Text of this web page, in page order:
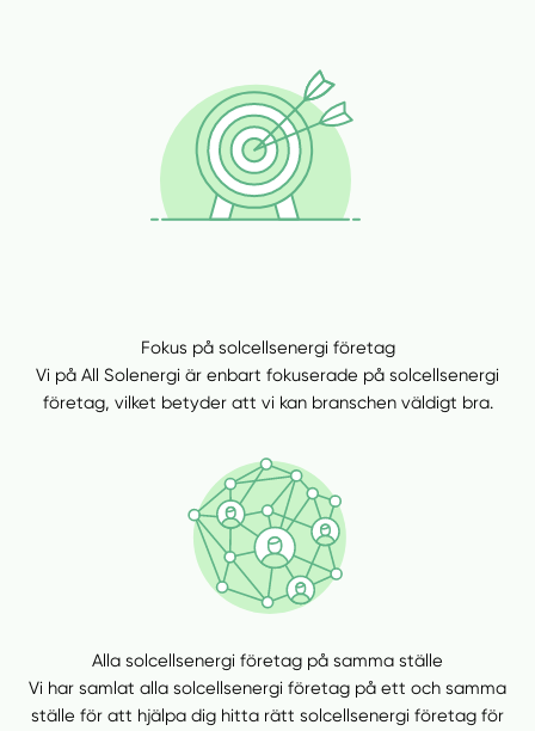
Få hjälp
Fokus på solcellsenergi företag
Vi på All Solenergi är enbart fokuserade på solcellsenergi
företag, vilket betyder att vi kan branschen väldigt bra.
Alla solcellsenergi företag på samma ställe
Vi har samlat alla solcellsenergi företag på ett och samma
ställe för att hjälpa dig hitta rätt solcellsenergi företag för